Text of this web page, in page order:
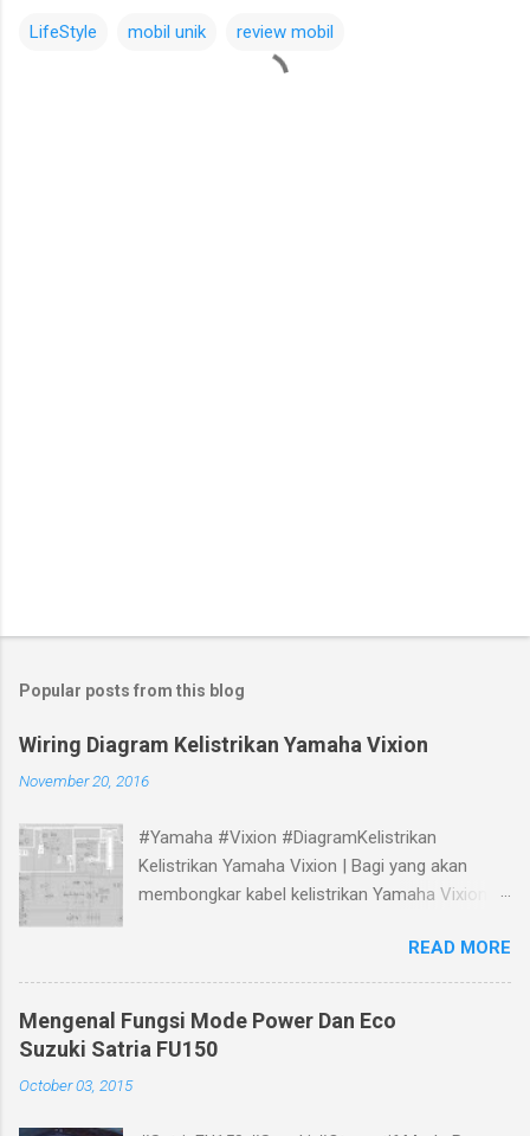
LifeStyle mobil unik review mobil
Popular posts from this blog
Wiring Diagram Kelistrikan Yamaha Vixion
November 20, 2016
#Yamaha #Vixion #DiagramKelistrikan
Kelistrikan Yamaha Vixion | Bagi yang akan
membongkar kabel kelistrikan Yamaha Vixion,
Diagram Kelistrikan Yamaha Vixion berikut.
READ MORE
Mengenal Fungsi Mode Power Dan Eco
Suzuki Satria FU150
October 03, 2015